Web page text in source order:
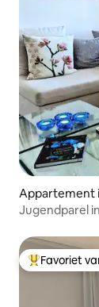
Appartement
Jugendparel
Topfavoriet
Favoriet